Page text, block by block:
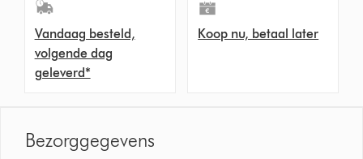
Vandaag besteld,
volgende dag
geleverd*
Koop nu, betaal later
Bezorggegevens